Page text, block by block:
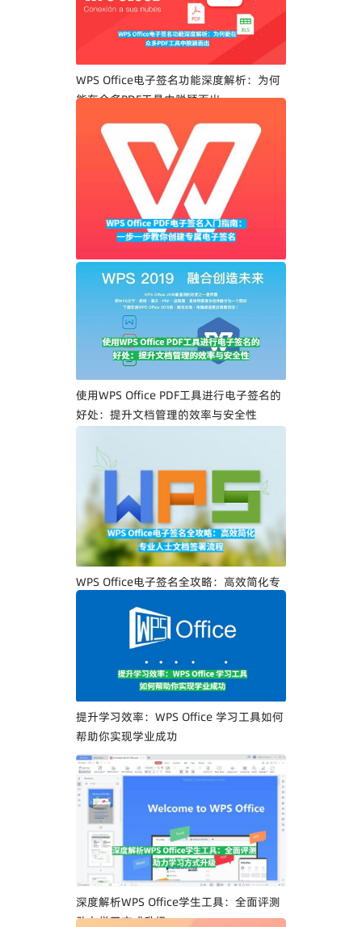
WPS Office电子签名功能深度解析：为何
能在众多PDF工具中脱颖而出
WPS Office PDF电子签名入门指南：一步
一步教你创建专属电子签名
使用WPS Office PDF工具进行电子签名的
好处：提升文档管理的效率与安全性
WPS Office电子签名全攻略：高效简化专
提升学习效率：WPS Office 学习工具如何
帮助你实现学业成功
深度解析WPS Office学生工具：全面评测
助力学习方式升级